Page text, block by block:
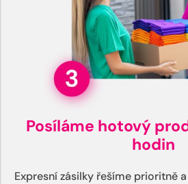
Posíláme hotový
hodin
Expresní zásilky řešíme prioritně